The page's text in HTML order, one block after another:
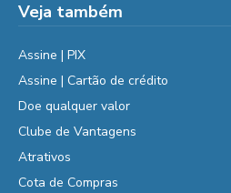
Veja também
Assine | PIX
Assine | Cartão de crédito
Doe qualquer valor
Clube de Vantagens
Atrativos
Cota de Compras